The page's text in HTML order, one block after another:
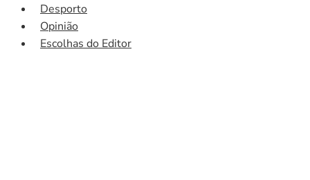
Desporto
Opinião
Escolhas do Editor